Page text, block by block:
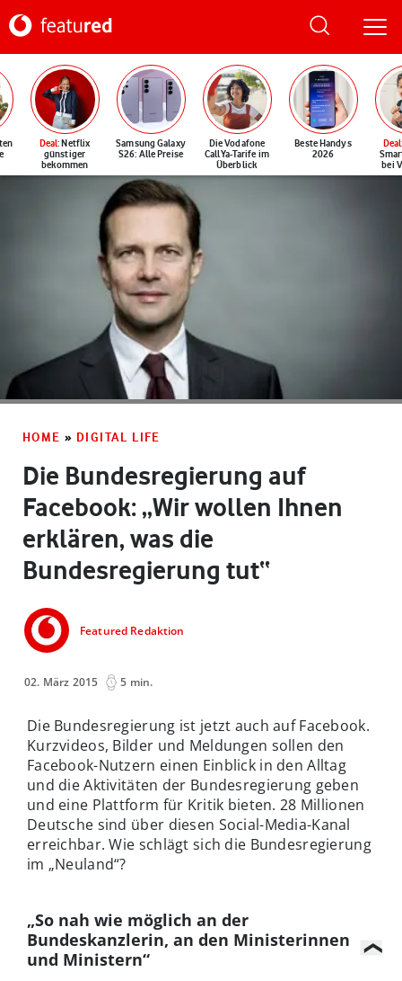
Deal: Netflix
günstiger
bekommen
Samsung Galaxy
S26: Alle Preise
Die Vodafone
CallYa-Tarife im
Überblick
Beste Handys
2026
Deal
bei
HOME » DIGITAL LIFE
Die Bundesregierung auf
Facebook: „Wir wollen Ihnen
erklären, was die
Bundesregierung tut“
Featured Redaktion
02. März 2015 5 min.
Die Bundesregierung ist jetzt auch auf Facebook.
Kurzvideos, Bilder und Meldungen sollen den
Facebook-Nutzern einen Einblick in den Alltag
und die Aktivitäten der Bundesregierung geben
und eine Plattform für Kritik bieten. 28 Millionen
Deutsche sind über diesen Social-Media-Kanal
erreichbar. Wie schlägt sich die Bundesregierung
im „Neuland“?
„So nah wie möglich an der
Bundeskanzlerin, an den Ministerinnen
und Ministern“